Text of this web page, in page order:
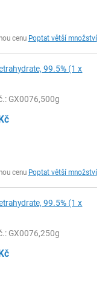
cenu Poptat větší množství
99.5% (1 x
: GX0076,500g
cenu Poptat větší množství
99.5% (1 x
: GX0076,250g